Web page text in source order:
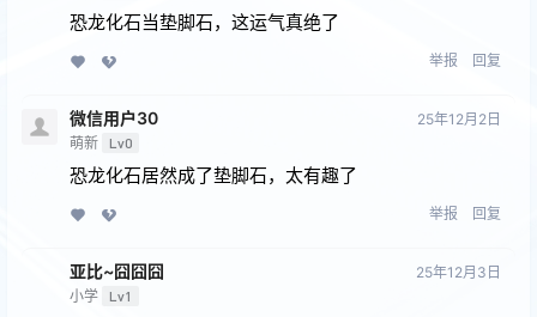
恐龙化石当垫脚石，这运气真绝了
举报 回复
微信用户30
萌新 Lv0
25年12月2日
恐龙化石居然成了垫脚石，太有趣了
举报 回复
亚比~囧囧囧
小学 Lv1
25年12月3日